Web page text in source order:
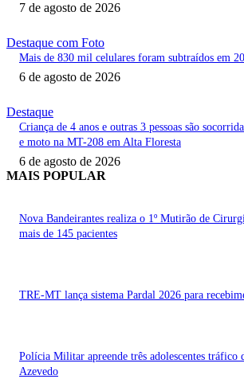
7 de agosto de 2026
Destaque com Foto
Mais de 830 mil celulares foram subtraídos em
6 de agosto de 2026
Destaque
Criança de 4 anos e outras 3 pessoas são
e moto na MT-208 em Alta Floresta
6 de agosto de 2026
MAIS POPULAR
Nova Bandeirantes realiza o 1º Mutirão de
mais de 145 pacientes
TRE-MT lança sistema Pardal 2026 para
Polícia Militar apreende três adolescentes tráfico
Azevedo